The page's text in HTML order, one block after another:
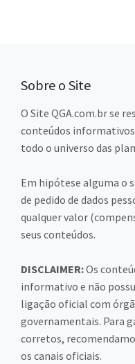
Sobre o Site
O Site QGA.com.br se
conteúdos
todo o universo das
Em hipótese alguma o
de pedido de dados
qualquer valor
seus conteúdos.
DISCLAIMER:Os
informativo e não
ligação oficial com
governamentais. Para
corretos,
os canais oficiais.